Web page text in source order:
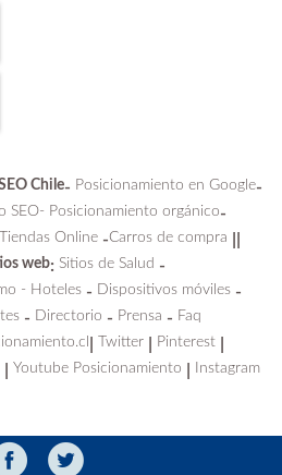
Chile- Posicionamiento en Google-
SEO- Posicionamiento orgánico-
Tiendas Online-Carros de compra
web: Sitios de Salud -
- Hoteles - Dispositivos móviles -
- Directorio - Prensa - Faq
Twitter Pinterest
Youtube Posicionamiento Instagram